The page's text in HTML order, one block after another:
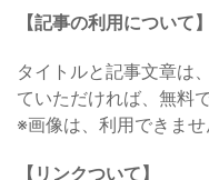
【記事の利用について】
タイトルと記事文章は
ていただければ、無料
※画像は、利用できませ
【リンクついて】